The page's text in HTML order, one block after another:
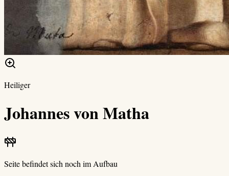
Heiliger
Johannes von Matha
Seite befindet sich noch im Aufbau